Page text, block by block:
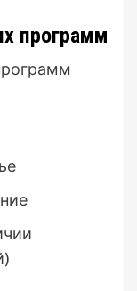
программ